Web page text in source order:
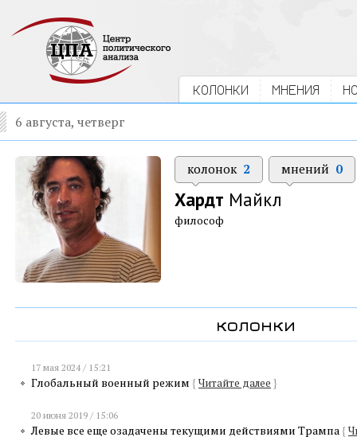
КОЛОНКИ МНЕНИЯ
6 августа, четверг
колонок 2 мнений 0
Хардт Майкл
философ
колонки
17 мая 2024 / 15:21
Глобальный военный режим { Читайте далее }
20 июня 2019 / 15:06
Левые все еще озадачены текущими действиями Трампа {